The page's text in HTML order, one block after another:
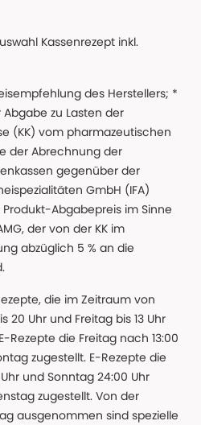
Kassenrezept inkl.
des Herstellers; *
Abgabe zu Lasten der
(KK) vom pharmazeutischen
der Abrechnung der
gegenüber der
GmbH (IFA)
Abgabepreis im Sinne
der von der KK im
abzüglich 5 % an die
die im Zeitraum von
20 Uhr und Freitag bis 13 Uhr
Rezepte die Freitag nach 13:00
zugestellt. E-Rezepte die
und Sonntag 24:00 Uhr
zugestellt. Von der
ausgenommen sind spezielle